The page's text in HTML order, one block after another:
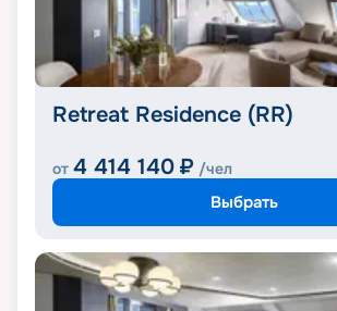
Retreat Residence (RR)
от 4 414 140 ₽ /чел
Выбрать